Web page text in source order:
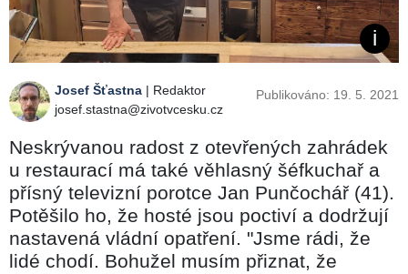
Josef Šťastna | Redaktor
josef.stastna@zivotvcesku.cz
Publikováno: 19. 5. 2021
Neskrývanou radost z otevřených zahrádek
u restaurací má také věhlasný šéfkuchař a
přísný televizní porotce Jan Punčochář (41).
Potěšilo ho, že hosté jsou poctiví a dodržují
nastavená vládní opatření. "Jsme rádi, že
lidé chodí. Bohužel musím přiznat, že